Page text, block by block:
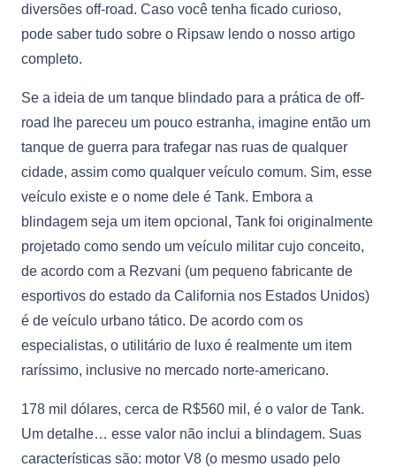
diversões off-road. Caso você tenha ficado curioso,
pode saber tudo sobre o Ripsaw lendo o nosso artigo
completo.
Se a ideia de um tanque blindado para a prática de off-
road lhe pareceu um pouco estranha, imagine então um
tanque de guerra para trafegar nas ruas de qualquer
cidade, assim como qualquer veículo comum. Sim, esse
veículo existe e o nome dele é Tank. Embora a
blindagem seja um item opcional, Tank foi originalmente
projetado como sendo um veículo militar cujo conceito,
de acordo com a Rezvani (um pequeno fabricante de
esportivos do estado da California nos Estados Unidos)
é de veículo urbano tático. De acordo com os
especialistas, o utilitário de luxo é realmente um item
raríssimo, inclusive no mercado norte-americano.
178 mil dólares, cerca de R$560 mil, é o valor de Tank.
Um detalhe… esse valor não inclui a blindagem. Suas
características são: motor V8 (o mesmo usado pelo